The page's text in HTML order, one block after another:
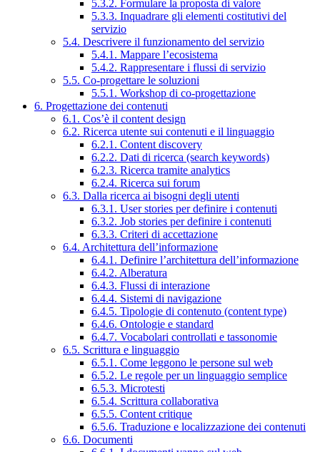
5.3.2. Formulare la proposta di valore
5.3.3. Inquadrare gli elementi costitutivi del
servizio
5.4. Descrivere il funzionamento del servizio
5.4.1. Mappare l’ecosistema
5.4.2. Rappresentare i flussi di servizio
5.5. Co-progettare le soluzioni
5.5.1. Workshop di co-progettazione
6. Progettazione dei contenuti
6.1. Cos’è il content design
6.2. Ricerca utente sui contenuti e il linguaggio
6.2.1. Content discovery
6.2.2. Dati di ricerca (search keywords)
6.2.3. Ricerca tramite analytics
6.2.4. Ricerca sui forum
6.3. Dalla ricerca ai bisogni degli utenti
6.3.1. User stories per definire i contenuti
6.3.2. Job stories per definire i contenuti
6.3.3. Criteri di accettazione
6.4. Architettura dell’informazione
6.4.1. Definire l’architettura dell’informazione
6.4.2. Alberatura
6.4.3. Flussi di interazione
6.4.4. Sistemi di navigazione
6.4.5. Tipologie di contenuto (content type)
6.4.6. Ontologie e standard
6.4.7. Vocabolari controllati e tassonomie
6.5. Scrittura e linguaggio
6.5.1. Come leggono le persone sul web
6.5.2. Le regole per un linguaggio semplice
6.5.3. Microtesti
6.5.4. Scrittura collaborativa
6.5.5. Content critique
6.5.6. Traduzione e localizzazione dei contenuti
6.6. Documenti